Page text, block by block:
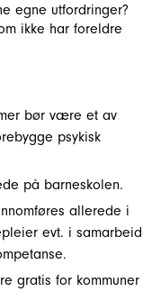
egne utfordringer?
ikke har foreldre
bør være et av
psykisk
på barneskolen.
allerede i
evt. i samarbeid
gratis for kommuner